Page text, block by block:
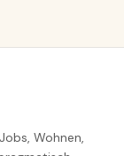
Wohnen,